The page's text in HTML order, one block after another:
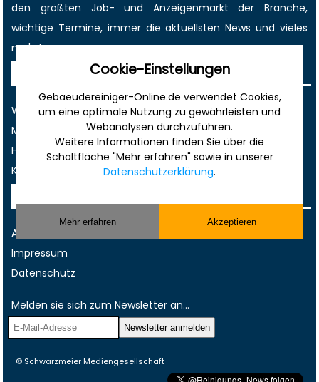
den größten Job- und Anzeigenmarkt der Branche,
wichtige Termine, immer dieaktuellsten News und vieles
mehr!
Werbung
Musterverträge und Vorlagen
Hilfe
Kontakt
AGB
Impressum
Datenschutz
Melden sie sich zum Newsletter an...
© Schwarzmeier Mediengesellschaft
Cookie-Einstellungen
Gebaeudereiniger-Online.de verwendet Cookies,
um eine optimale Nutzung zu gewährleisten und
Webanalysen durchzuführen.
Weitere Informationen finden Sie über die
Schaltfläche "Mehr erfahren" sowie in unserer
Datenschutzerklärung.
Mehr erfahren Akzeptieren